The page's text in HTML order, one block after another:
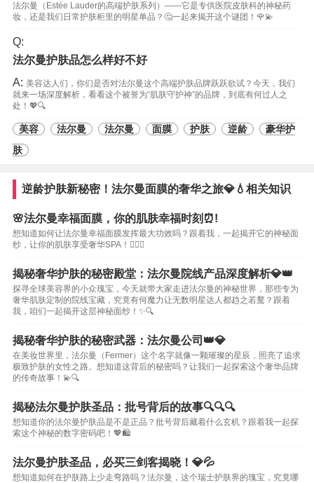
法尔曼（Estée Lauder的高端护肤系列）——它是专供医院皮肤科的神秘药
妆，还是我们日常护肤柜里的明星单品？🤔一起来揭开这个谜团！🌹💫
Q:
法尔曼护肤品怎么样好不好
A: 美容达人们，你们是否对法尔曼这个高端护肤品牌跃跃欲试？今天，我们
就来一场深度解析，看看这个被誉为“肌肤守护神”的品牌，到底有何过人之
处！💖🔍
美容 法尔曼 法尔曼 面膜 护肤 逆龄
豪华护
肤
逆龄护肤新秘密！法尔曼面膜的奢华之旅💎💧相关知识
🌸法尔曼幸福面膜，你的肌肤幸福时刻⏰!
想知道如何让法尔曼幸福面膜发挥最大功效吗？跟着我，一起揭开它的神秘面
纱，让你的肌肤享受奢华SPA！💆‍♀️✨
揭秘奢华护肤的秘密殿堂：法尔曼院线产品深度解析💎👑
探寻全球美容界的小众瑰宝，今天就带大家走进法尔曼的神秘世界，那些专为
奢华肌肤定制的院线宝藏，究竟有何魔力让无数明星达人都趋之若鹜？跟着
我，咱们一起揭开这层神秘面纱！✨🔍
揭秘奢华护肤的秘密武器：法尔曼公司👑💎
在美妆世界里，法尔曼（Fermer）这个名字就像一颗璀璨的星辰，照亮了追求
极致护肤的女性之路。想知道这背后的秘密吗？让我们一起探索这个奢华品牌
的传奇故事！💫🔍
揭秘法尔曼护肤圣品：批号背后的故事🔍🔍🔍
想知道你的法尔曼护肤品是不是正品？批号背后藏着什么玄机？跟着我一起探
索这个神秘的数字密码吧！💖🛍️
法尔曼护肤圣品，必买三剑客揭晓！💎💦
想知道如何在护肤路上少走弯路吗？法尔曼，这个瑞士护肤界的瑰宝，究竟哪